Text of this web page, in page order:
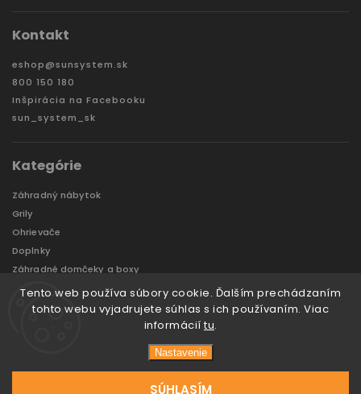
Tento web používa súbory cookie. Ďalším prechádzaním
tohto webu vyjadrujete súhlas s ich používaním. Viac
informácií tu.
Nastavenie
SÚHLASÍM
Kontakt
eshop@sunsystem.sk
800 150 180
Inšpirácia na Facebooku
sun_system_sk
Kategórie
Záhradný nábytok
Grily
Ohrievače
Doplnky
Záhradné domčeky a boxy
VÝPREDAJ
Značky
Sun System. Všetky práva vyhradené.
VytvořilTomáš Hlad&techka s.r.o.